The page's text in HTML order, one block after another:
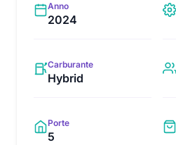
Anno
2024
Carburante
Hybrid
Porte
5